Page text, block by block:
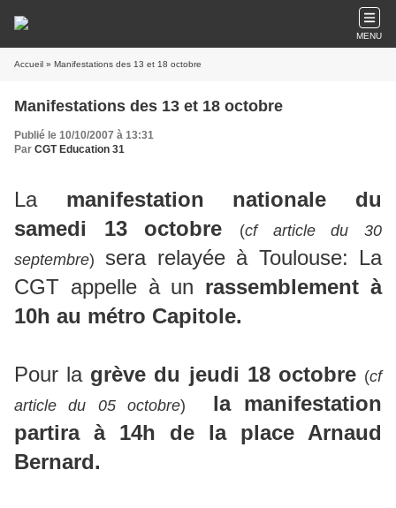
MENU
Accueil » Manifestations des 13 et 18 octobre
Manifestations des 13 et 18 octobre
Publié le 10/10/2007 à 13:31
Par CGT Education 31
La manifestation nationale du
samedi 13 octobre
(cf article du 30
septembre)
sera relayée à Toulouse: La
CGT appelle à un rassemblement à
10h au métro Capitole.
Pour la grève du jeudi 18 octobre (cf
article du 05 octobre)
la manifestation
partira à 14h de la place Arnaud
Bernard.